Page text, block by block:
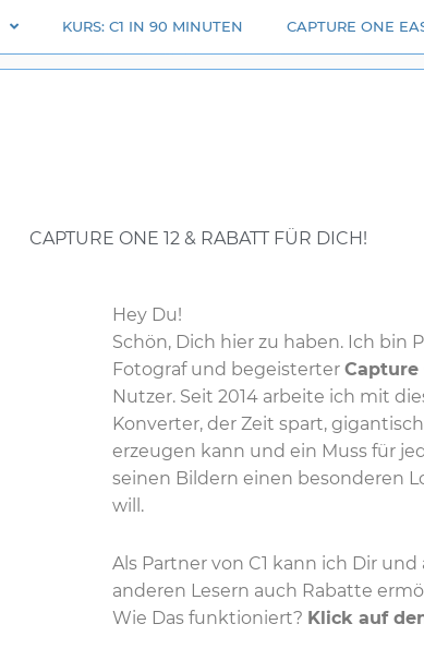
KURS: C1 IN 90 MINUTEN CAPTURE ONE
CAPTURE ONE 12 & RABATT FÜR DICH!
Hey Du!
Schön, Dich hier zu haben. Ich bin
Fotograf und begeisterterCapture
Nutzer. Seit 2014 arbeite ich mit
Konverter, der Zeit spart,
erzeugen kann und ein Muss für
seinen Bildern einen besonderen
will.
Als Partner von C1 kann ich Dir und
anderen Lesern auch Rabatte
Wie Das funktioniert? Klick auf